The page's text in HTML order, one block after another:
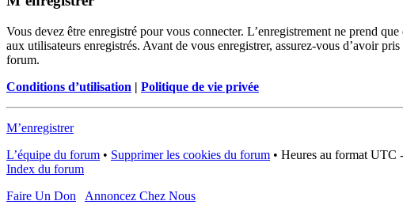
Vous devez être enregistré pour vous connecter. L’enregistrement ne prend
aux utilisateurs enregistrés. Avant de vous enregistrer, assurez-vous d’avoir
forum.
Conditions d’utilisation | Politique de vie privée
M’enregistrer
L’équipe du forum • Supprimer les cookies du forum • Heures au format UTC
Index du forum
Faire Un Don
Annoncez Chez Nous